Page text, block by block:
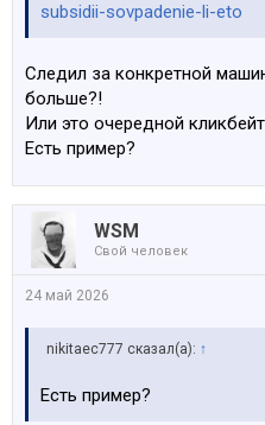
subsidii-sovpadenie-li-eto
Следил за конкретной
больше?!
Или это очередной
Есть пример?
WSM
Свой человек
24 май 2026
nikitaec777 сказал(а): ↑
Есть пример?